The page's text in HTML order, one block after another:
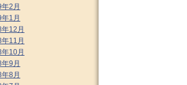
2月
1月
12月
11月
10月
9月
8月